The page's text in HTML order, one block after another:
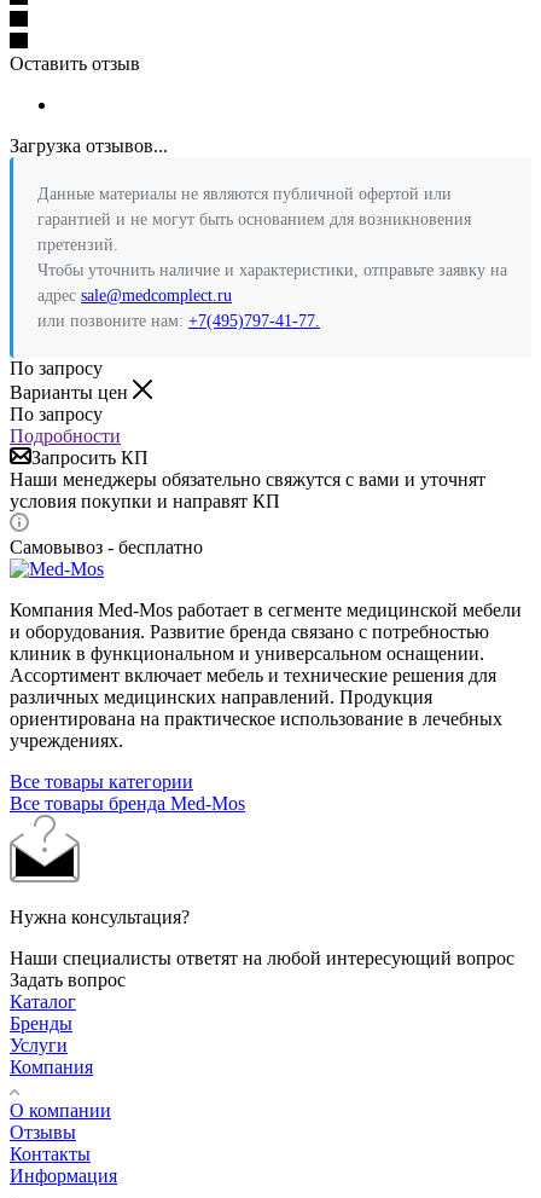
Оставить отзыв
Загрузка отзывов...
Данные материалы не являются публичной офертой или
гарантией и не могут быть основанием для возникновения
претензий.
Чтобы уточнить наличие и характеристики, отправьте заявку на
адрес sale@medcomplect.ru
или позвоните нам: +7(495)797-41-77.
По запросу
Варианты цен
По запросу
Подробности
Запросить КП
Наши менеджеры обязательно свяжутся с вами и уточнят
условия покупки и направят КП
Самовывоз - бесплатно
Компания Med-Mos работает в сегменте медицинской мебели
и оборудования. Развитие бренда связано с потребностью
клиник в функциональном и универсальном оснащении.
Ассортимент включает мебель и технические решения для
различных медицинских направлений. Продукция
ориентирована на практическое использование в лечебных
учреждениях.
Все товары категории
Все товары бренда Med-Mos
Нужна консультация?
Наши специалисты ответят на любой интересующий вопрос
Задать вопрос
Каталог
Бренды
Услуги
Компания
О компании
Отзывы
Контакты
Информация